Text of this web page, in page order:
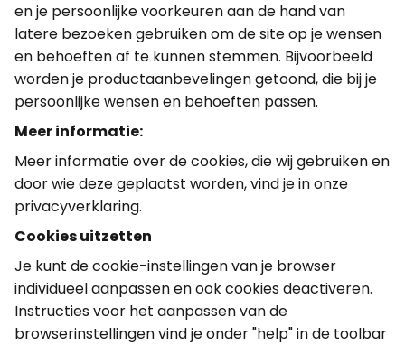
en je persoonlijke voorkeuren aan de hand van
latere bezoeken gebruiken om de site op je wensen
en behoeften af te kunnen stemmen. Bijvoorbeeld
worden je productaanbevelingen getoond, die bij je
persoonlijke wensen en behoeften passen.
Meer informatie:
Meer informatie over de cookies, die wij gebruiken en
door wie deze geplaatst worden, vind je in onze
privacyverklaring.
Cookies uitzetten
Je kunt de cookie-instellingen van je browser
individueel aanpassen en ook cookies deactiveren.
Instructies voor het aanpassen van de
browserinstellingen vind je onder "help" in de toolbar